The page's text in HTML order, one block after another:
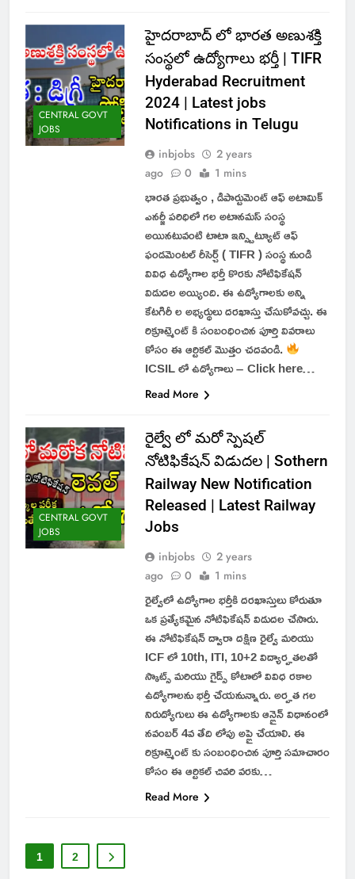
CENTRAL GOVT
JOBS
హైదరాబాద్ లో భారత అణుశక్తి
సంస్థలో ఉద్యోగాలు భర్తీ | TIFR
Hyderabad Recruitment
2024 | Latest jobs
Notifications in Telugu
inbjobs
2 years
ago
0 1 mins
భారత ప్రభుత్వం , డిపార్టుమెంట్ ఆఫ్ అటామిక్
ఎనర్జీ పరిధిలో గల అటానమస్ సంస్థ
అయినటువంటి టాటా ఇన్స్టిట్యూట్ ఆఫ్
ఫండమెంటల్ రీసెర్చ్ ( TIFR ) సంస్థ నుండి
వివిధ ఉద్యోగాల భర్తీ కొరకు నోటిఫికేషన్
విడుదల అయ్యింది. ఈ ఉద్యోగాలకు అన్ని
కేటగిరీ ల అభ్యర్థులు దరఖాస్తు చేసుకోవచ్చు. ఈ
రిక్రూట్మెంట్ కి సంబంధించిన పూర్తి వివరాలు
కోసం ఈ ఆర్టికల్ మొత్తం చదవండి.
ICSIL లో ఉద్యోగాలు – Click here…
Read More
CENTRAL GOVT
JOBS
రైల్వే లో మరో స్పెషల్
నోటిఫికేషన్ విడుదల | Sothern
Railway New Notification
Released | Latest Railway
Jobs
inbjobs
2 years
ago
0 1 mins
రైల్వేలో ఉద్యోగాల భర్తీకి దరఖాస్తులు కోరుతూ
ఒక ప్రత్యేకమైన నోటిఫికేషన్ విడుదల చేసారు.
ఈ నోటిఫికేషన్ ద్వారా దక్షిణ రైల్వే మరియు
ICF లో 10th, ITI, 10+2 విద్యార్హతలతో
స్కాట్స్ మరియు గైడ్స్ కోటాలో వివిధ రకాల
ఉద్యోగాలను భర్తీ చేయనున్నారు. అర్హత గల
నిరుద్యోగులు ఈ ఉద్యోగాలకు ఆన్లైన్ విధానంలో
నవంబర్ 4వ తేది లోపు అప్లై చేయాలి. ఈ
రిక్రూట్మెంట్ కు సంబంధించిన పూర్తి సమాచారం
కోసం ఈ ఆర్టికల్ చివరి వరకు…
Read More
1 2